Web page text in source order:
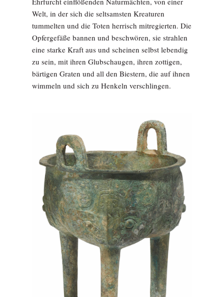
Welt, in der sich die seltsamsten Kreaturen
tummelten und die Toten herrisch mitregierten. Die
Opfergefäße bannen und beschwören, sie strahlen
eine starke Kraft aus und scheinen selbst lebendig
zu sein, mit ihren Glubschaugen, ihren zottigen,
bärtigen Graten und all den Biestern, die auf ihnen
wimmeln und sich zu Henkeln verschlingen.